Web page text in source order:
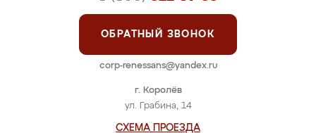
г. Королёв
ул. Грабина, 14
СХЕМА ПРОЕЗДА
ОБРАТНЫЙ ЗВОНОК
corp-renessans@yandex.ru